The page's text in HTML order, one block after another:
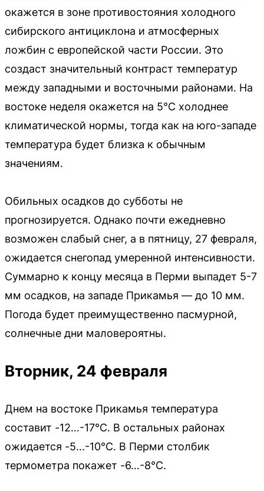
окажется в зоне противостояния холодного
сибирского антициклона и атмосферных
ложбин с европейской части России. Это
создаст значительный контраст температур
между западными и восточными районами. На
востоке неделя окажется на 5°C холоднее
климатической нормы, тогда как на юго-западе
температура будет близка к обычным
значениям.
Обильных осадков до субботы не
прогнозируется. Однако почти ежедневно
возможен слабый снег, а в пятницу, 27 февраля,
ожидается снегопад умеренной интенсивности.
Суммарно к концу месяца в Перми выпадет 5-7
мм осадков, на западе Прикамья — до 10 мм.
Погода будет преимущественно пасмурной,
солнечные дни маловероятны.
Вторник, 24 февраля
Днем на востоке Прикамья температура
составит -12…-17°C. В остальных районах
ожидается -5…-10°C. В Перми столбик
термометра покажет -6…-8°C.